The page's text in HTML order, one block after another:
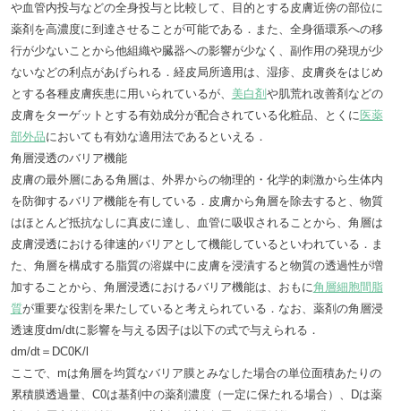
や血管内投与などの全身投与と比較して、目的とする皮膚近傍の部位に
薬剤を高濃度に到達させることが可能である．また、全身循環系への移
行が少ないことから他組織や臓器への影響が少なく、副作用の発現が少
ないなどの利点があげられる．経皮局所適用は、湿疹、皮膚炎をはじめ
とする各種皮膚疾患に用いられているが、 美白剤 や肌荒れ改善剤などの
皮膚をターゲットとする有効成分が配合されている化粧品、とくに 医薬
部外品においても有効な適用法であるといえる．
角層浸透のバリア機能
皮膚の最外層にある角層は、外界からの物理的・化学的刺激から生体内
を防御するバリア機能を有している．皮膚から角層を除去すると、物質
はほとんど抵抗なしに真皮に達し、血管に吸収されることから、角層は
皮膚浸透における律速的バリアとして機能しているといわれている．ま
た、角層を構成する脂質の溶媒中に皮膚を浸漬すると物質の透過性が増
加することから、角層浸透におけるバリア機能は、おもに角層細胞間脂
質が重要な役割を果たしていると考えられている．なお、薬剤の角層浸
透速度dm/dtに影響を与える因子は以下の式で与えられる．
dm/dt＝DC0K/l
ここで、mは角層を均質なバリア膜とみなした場合の単位面積あたりの
累積膜透過量、C0は基剤中の薬剤濃度（一定に保たれる場合）、Dは薬